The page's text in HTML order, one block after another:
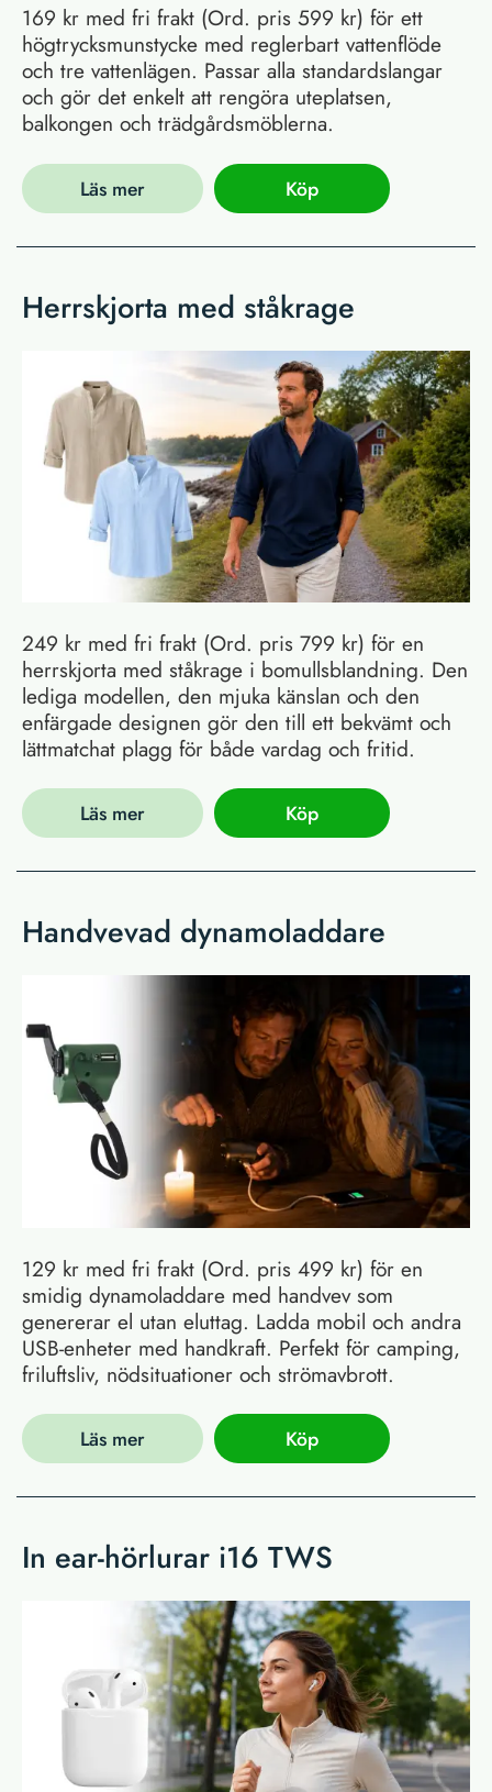
169 kr med fri frakt (Ord. pris 599 kr) för ett
högtrycksmunstycke med reglerbart vattenflöde
och tre vattenlägen. Passar alla standardslangar
och gör det enkelt att rengöra uteplatsen,
balkongen och trädgårdsmöblerna.
Läs mer Köp
Herrskjorta med ståkrage
249 kr med fri frakt (Ord. pris 799 kr) för en
herrskjorta med ståkrage i bomullsblandning. Den
lediga modellen, den mjuka känslan och den
enfärgade designen gör den till ett bekvämt och
lättmatchat plagg för både vardag och fritid.
Läs mer Köp
Handvevad dynamoladdare
129 kr med fri frakt (Ord. pris 499 kr) för en
smidig dynamoladdare med handvev som
genererar el utan eluttag. Ladda mobil och andra
USB-enheter med handkraft. Perfekt för camping,
friluftsliv, nödsituationer och strömavbrott.
Läs mer Köp
In ear-hörlurar i16 TWS